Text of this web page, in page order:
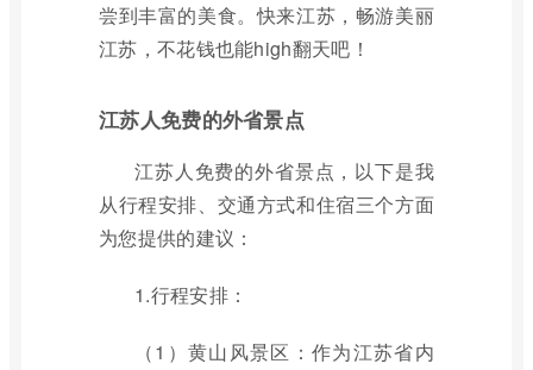
尝到丰富的美食。快来江苏，畅游美丽
江苏，不花钱也能high翻天吧！
江苏人免费的外省景点
江苏人免费的外省景点，以下是我
从行程安排、交通方式和住宿三个方面
为您提供的建议：
1.行程安排：
（1）黄山风景区：作为江苏省内